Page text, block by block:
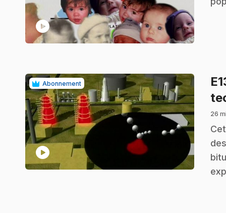
play_circle
Abonnement
play_circle
26
.